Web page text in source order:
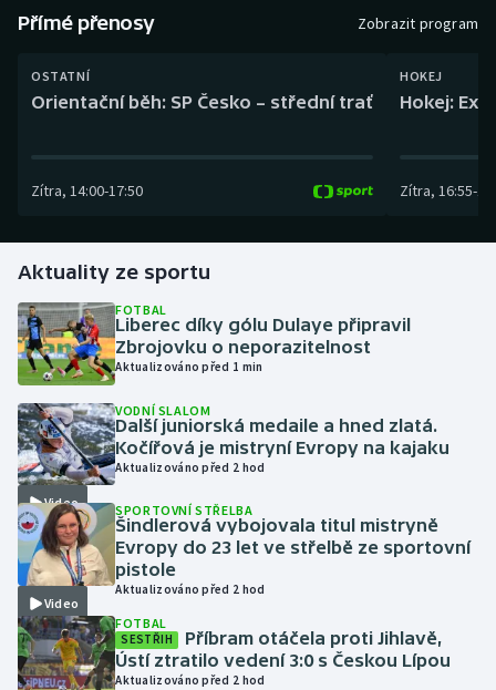
Box
Curling
Florbal
Futsal
Golf
Gymnastika
Házená
Jezdectví
Judo
Krasobruslení
Lezení
Lyže a snowboard
Přímé přenosy Zobrazit program
OSTATNÍ
Orientační běh: SP Česko – střední trať
Zítra, 14:00-17:50
HOKEJ
Hokej:
Zítra, 16:55-
Aktuality ze sportu
FOTBAL
Liberec díky gólu Dulaye připravil
Zbrojovku o neporazitelnost
Aktualizováno před 1 min
Video
VODNÍ SLALOM
Další juniorská medaile a hned zlatá.
Kočířová je mistryní Evropy na kajaku
Aktualizováno před 2 hod
Video
SPORTOVNÍ STŘELBA
Šindlerová vybojovala titul mistryně
Evropy do 23 let ve střelbě ze sportovní
pistole
Aktualizováno před 2 hod
FOTBAL
SESTŘIH
Příbram otáčela proti Jihlavě,
Ústí ztratilo vedení 3:0 s Českou Lípou
Aktualizováno před 2 hod